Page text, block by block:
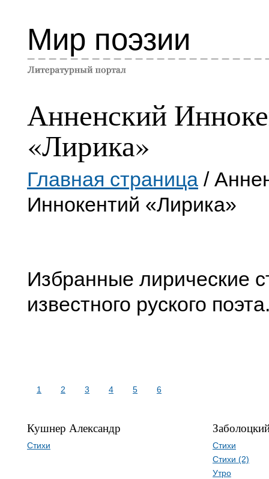
Мир поэзии
Анненский
«Лирика»
Главная страница /
Иннокентий «Лирика»
Избранные лирические
известного руского
1 2 3 4 5 6
Кушнер Александр
Стихи
Стихи
Стихи (2)
Утро